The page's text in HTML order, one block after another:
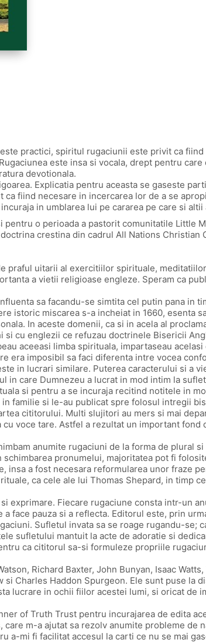
practici, spiritul rugaciunii este privit ca
este insa si vocala, drept pentru
devotionala.
Explicatia pentru aceasta se gaseste
fiind necesare in incercarea lor de a se
in umblarea lui pe cararea pe care si
pentru o perioada a pastorit comunitatile Little
crestina din cadrul All Nations Christian
praful uitarii al exercitiilor spirituale,
a vietii religioase engleze. Speram ca
sa facandu-se simtita cel putin pana in
istoric miscarea s-a incheiat in 1660, esenta
In aceste domenii, ca si in acela al
cu englezii ce refuzau doctrinele Bisericii
aceeasi limba spirituala, impartaseau
era imposibil sa faci diferenta intre vocea
in lucrari similare. Puterea caracterului si a
care Dumnezeu a lucrat in mod intim la
si pentru a se incuraja recitind notitele in
familie si le-au publicat spre folosul intregii
cititorului. Multi slujitori au mers si mai
voce tare. Astfel a rezultat un important
anumite rugaciuni de la forma de plural
pronumelui, majoritatea pot fi
a fost necesara reformularea unor fraze
ca cele ale lui Thomas Shepard, in timp
exprimare. Fiecare rugaciune consta intr-un
face pauza si a reflecta. Editorul este, prin
Sufletul invata sa se roage rugandu-se;
sufletului mantuit la acte de adoratie si
ca cititorul sa-si formuleze propriile
Richard Baxter, John Bunyan, Isaac
si Charles Haddon Spurgeon. Ele sunt puse
lucrare in ochii fiilor acestei lumi, si oricat de
of Truth Trust pentru incurajarea de edita
m-a ajutat sa rezolv anumite probleme
a-mi fi facilitat accesul la carti ce nu se mai